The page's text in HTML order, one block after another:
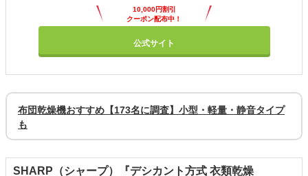
10,000円割引
クーポン配布中！
公式サイト
布団乾燥機おすすめ【173名に調査】小型・軽量・静音タイプ
も
SHARP（シャープ）『デシカント方式 衣類乾燥